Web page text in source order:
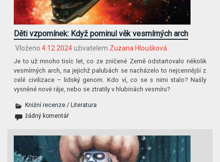
Děti vzpomínek: Když pominul věk vesmírných arch
Vloženo 4.12.2024uživatelem Zuzana Hloušková
Je to už mnoho tisíc let, co ze zničené Země odstartovalo několik
vesmírných arch, na jejichž palubách se nacházelo to nejcennější z
celé civilizace – lidský genom. Kdo ví, co se s nimi stalo? Našly
vysněné nové ráje, nebo se ztratily v hlubinách vesmíru?
Knižní recenze / Literatura
žádný komentář